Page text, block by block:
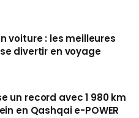
voiture : les meilleures
divertir en voyage
un record avec 1 980 km
en Qashqai e-POWER